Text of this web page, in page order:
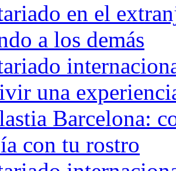
en el
a los demás
una
Barcelona:
con tu rostro